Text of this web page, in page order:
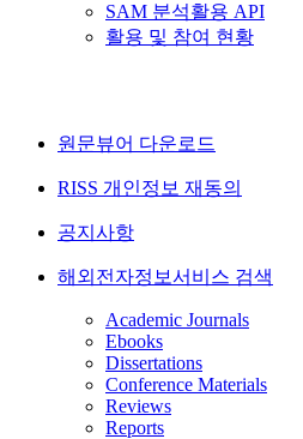
SAM 분석활용 API
활용 및 참여 현황
원문뷰어 다운로드
RISS 개인정보 재동의
공지사항
해외전자정보서비스 검색
Academic Journals
Ebooks
Dissertations
Conference Materials
Reviews
Reports